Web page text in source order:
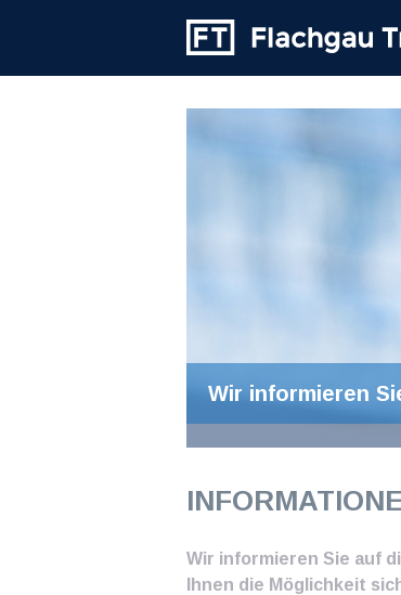
Wir informieren
Wir informieren Sie auf
Ihnen die Möglichkeit